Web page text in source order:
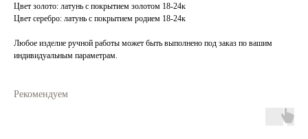
Цвет золото: латунь с покрытием золотом 18-24к
Цвет серебро: латунь с покрытием родием 18-24к
Любое изделие ручной работы может быть выполнено под заказ по вашим
индивидуальным параметрам.
Рекомендуем